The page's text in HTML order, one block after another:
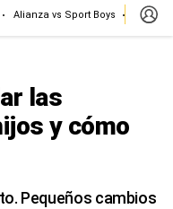
Alianza vs Sport Boys Jorge
las
y cómo
Pequeños cambios